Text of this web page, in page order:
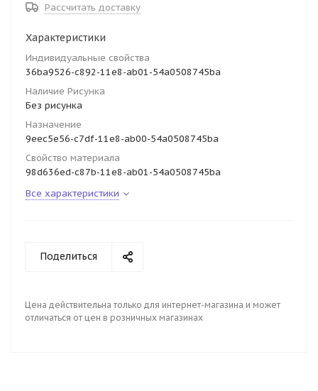
Рассчитать доставку
Характеристики
Индивидуальные свойства
36ba9526-c892-11e8-ab01-54a0508745ba
Наличие Рисунка
Без рисунка
Назначение
9eec5e56-c7df-11e8-ab00-54a0508745ba
Свойство материала
98d636ed-c87b-11e8-ab01-54a0508745ba
Все характеристики
Поделиться
Цена действительна только для интернет-магазина и может
отличаться от цен в розничных магазинах